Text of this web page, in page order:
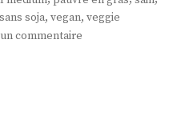
sans soja, vegan, veggie
commentaire